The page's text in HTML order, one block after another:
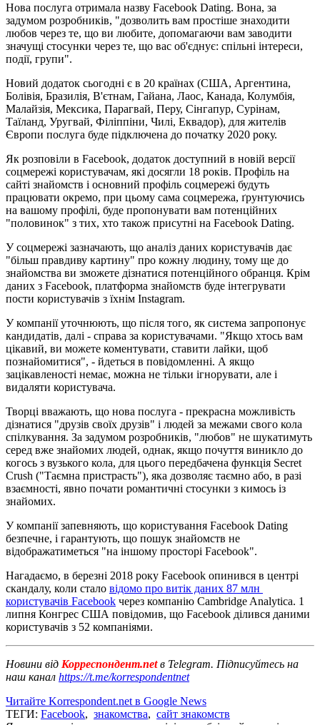
Нова послуга отримала назву Facebook Dating. Вона, за
задумом розробників, "дозволить вам простіше знаходити
любов через те, що ви любите, допомагаючи вам заводити
значущі стосунки через те, що вас об'єднує: спільні інтереси,
події, групи".
Новий додаток сьогодні є в 20 країнах (США, Аргентина,
Болівія, Бразилія, В'єтнам, Гайана, Лаос, Канада, Колумбія,
Малайзія, Мексика, Парагвай, Перу, Сінгапур, Сурінам,
Таїланд, Уругвай, Філіппіни, Чилі, Еквадор), для жителів
Європи послуга буде підключена до початку 2020 року.
Як розповіли в Facebook, додаток доступний в новій версії
соцмережі користувачам, які досягли 18 років. Профіль на
сайті знайомств і основний профіль соцмережі будуть
працювати окремо, при цьому сама соцмережа, ґрунтуючись
на вашому профілі, буде пропонувати вам потенційних
"половинок" з тих, хто також присутні на Facebook Dating.
У соцмережі зазначають, що аналіз даних користувачів дає
"більш правдиву картину" про кожну людину, тому ще до
знайомства ви зможете дізнатися потенційного обранця. Крім
даних з Facebook, платформа знайомств буде інтегрувати
пости користувачів з їхнім Instagram.
У компанії уточнюють, що після того, як система запропонує
кандидатів, далі - справа за користувачами. "Якщо хтось вам
цікавий, ви можете коментувати, ставити лайки, щоб
познайомитися", - йдеться в повідомленні. А якщо
зацікавленості немає, можна не тільки ігнорувати, але і
видаляти користувача.
Творці вважають, що нова послуга - прекрасна можливість
дізнатися "друзів своїх друзів" і людей за межами свого кола
спілкування. За задумом розробників, "любов" не шукатимуть
серед вже знайомих людей, однак, якщо почуття виникло до
когось з вузького кола, для цього передбачена функція Secret
Crush ("Таємна пристрасть"), яка дозволяє таємно або, в разі
взаємності, явно почати романтичні стосунки з кимось із
знайомих.
У компанії запевняють, що користування Facebook Dating
безпечне, і гарантують, що пошук знайомств не
відображатиметься "на іншому просторі Facebook".
Нагадаємо, в березні 2018 року Facebook опинився в центрі
скандалу, коли стало відомо про витік даних 87 млн ​​
користувачів Facebook через компанію Cambridge Analytica. 1
липня Конгрес США повідомив, що Facebook ділився даними
користувачів з 52 компаніями.
Новини від Корреспондент.netв Telegram. Підписуйтесь на
наш канал https://t.me/korrespondentnet
Читайте Korrespondent.net в Google News
ТЕГИ: Facebook, знакомства, сайт знакомств